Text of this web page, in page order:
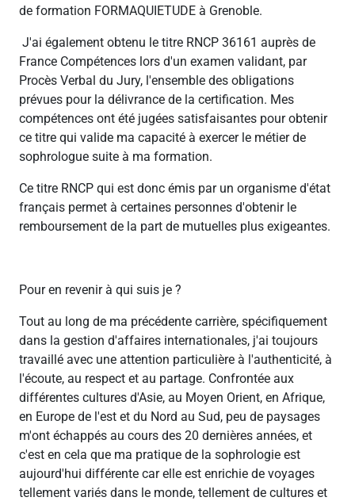
de formation FORMAQUIETUDE à Grenoble.
J'ai également obtenu le titre RNCP 36161 auprès de
France Compétences lors d'un examen validant, par
Procès Verbal du Jury, l'ensemble des obligations
prévues pour la délivrance de la certification. Mes
compétences ont été jugées satisfaisantes pour obtenir
ce titre qui valide ma capacité à exercer le métier de
sophrologue suite à ma formation.
Ce titre RNCP qui est donc émis par un organisme d'état
français permet à certaines personnes d'obtenir le
remboursement de la part de mutuelles plus exigeantes.
Pour en revenir à qui suis je ?
Tout au long de ma précédente carrière, spécifiquement
dans la gestion d'affaires internationales, j'ai toujours
travaillé avec une attention particulière à l'authenticité, à
l'écoute, au respect et au partage. Confrontée aux
différentes cultures d'Asie, au Moyen Orient, en Afrique,
en Europe de l'est et du Nord au Sud, peu de paysages
m'ont échappés au cours des 20 dernières années, et
c'est en cela que ma pratique de la sophrologie est
aujourd'hui différente car elle est enrichie de voyages
tellement variés dans le monde, tellement de cultures et